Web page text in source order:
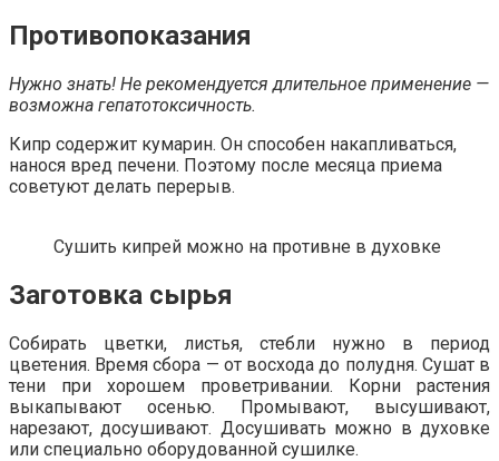
Противопоказания
Нужно знать! Не рекомендуется длительное применение —
возможна гепатотоксичность.
Кипр содержит кумарин. Он способен накапливаться,
нанося вред печени. Поэтому после месяца приема
советуют делать перерыв.
Сушить кипрей можно на противне в духовке
Заготовка сырья
Собирать цветки, листья, стебли нужно в период
цветения. Время сбора — от восхода до полудня. Сушат в
тени при хорошем проветривании. Корни растения
выкапывают осенью. Промывают, высушивают,
нарезают, досушивают. Досушивать можно в духовке
или специально оборудованной сушилке.